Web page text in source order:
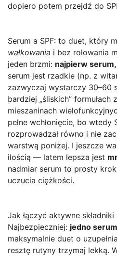
dopiero potem przejdź do
Serum a SPF: to duet, który
wałkowania i bez rolowania
jeden brzmi: najpierw
serum jest rzadkie (np. z
zazwyczaj wystarczy 30–60
bardziej „śliskich” formułach
mieszaninach
pełne wchłonięcie, bo wtedy
rozprowadzał równo i nie
warstwą poniżej. I jeszcze
ilością — latem lepsza jest
nadmiar serum to prosty
uczucia ciężkości.
Jak łączyć aktywne
Najbezpieczniej: jedno
maksymalnie duet o
resztę rutyny trzymaj lekką.